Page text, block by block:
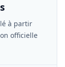
à partir
officielle